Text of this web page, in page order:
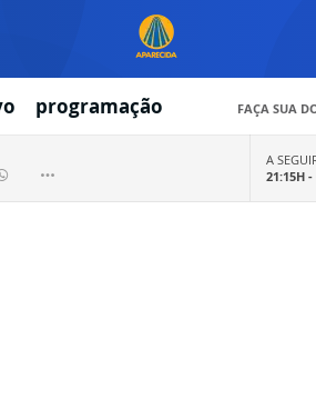
programação FAÇA SUA
A
21:15H -